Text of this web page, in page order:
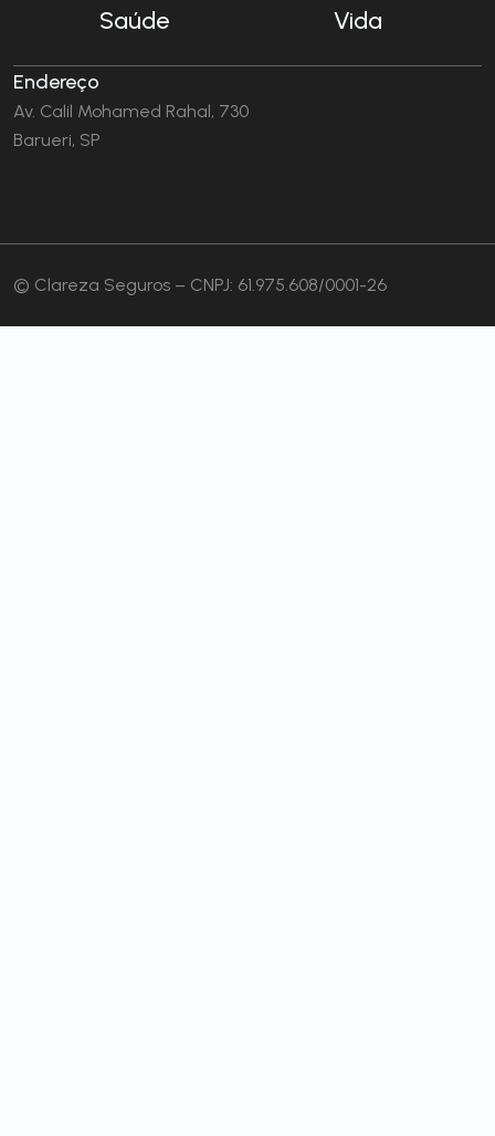
Saúde
Vida
Endereço
Av. Calil Mohamed Rahal, 730
Barueri, SP
© Clareza Seguros – CNPJ: 61.975.608/0001-26